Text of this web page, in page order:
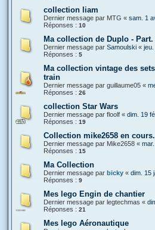
collection liam
Dernier message par MTG « sam. 1
Réponses : 10
Ma collection de Duplo - Part.
Dernier message par Samoulski «
Réponses : 5
Ma collection vintage des
train
Dernier message par guillaume05 «
Réponses : 26
collection Star Wars
Dernier message par floolf « dim. 19
Réponses : 19
Collection mike2658 en
Dernier message par Mike2658 «
Réponses : 15
Ma Collection
Dernier message par bicky « dim. 15
Réponses : 9
Mes lego Engin de chantier
Dernier message par legtechmas «
Réponses : 21
Mes lego Aéronautique